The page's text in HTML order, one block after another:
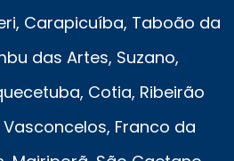
Carapicuíba, Taboão da
das Artes, Suzano,
Cotia, Ribeirão
Vasconcelos, Franco da